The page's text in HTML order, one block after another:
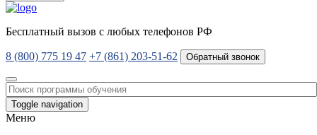
Бесплатный вызов с любых телефонов РФ
8 (800) 775 19 47 +7 (861) 203-51-62 Обратный звонок
Toggle navigation
Меню